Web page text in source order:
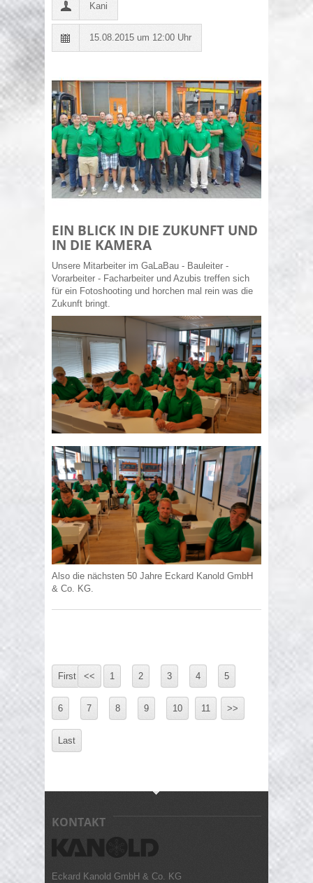
Kani
15.08.2015 um 12:00 Uhr
EIN BLICK IN DIE ZUKUNFT UND
IN DIE KAMERA
Unsere Mitarbeiter im GaLaBau - Bauleiter -
Vorarbeiter - Facharbeiter und Azubis treffen sich
für ein Fotoshooting und horchen mal rein was die
Zukunft bringt.
Also die nächsten 50 Jahre Eckard Kanold GmbH
& Co. KG.
First << 1 2 3 4 5
6 7 8 9 10 11 >>
Last
KONTAKT
Eckard Kanold GmbH & Co. KG